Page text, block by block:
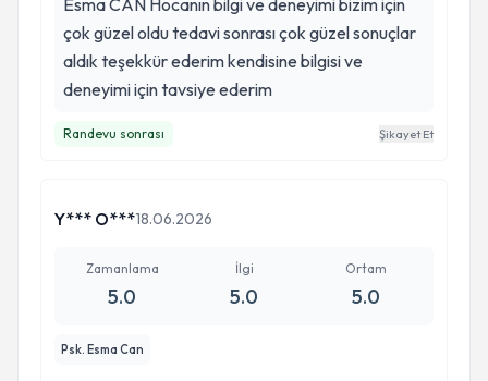
Esma CAN Hocanın bilgi ve deneyimi bizim için
çok güzel oldu tedavi sonrası çok güzel sonuçlar
aldık teşekkür ederim kendisine bilgisi ve
deneyimi için tavsiye ederim
Randevu sonrası Şikayet Et
Y*** O***18.06.2026
Zamanlama
5.0
İlgi
5.0
Ortam
5.0
Psk. Esma Can